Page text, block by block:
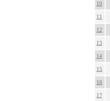
10
11
12
13
14
15
16
17